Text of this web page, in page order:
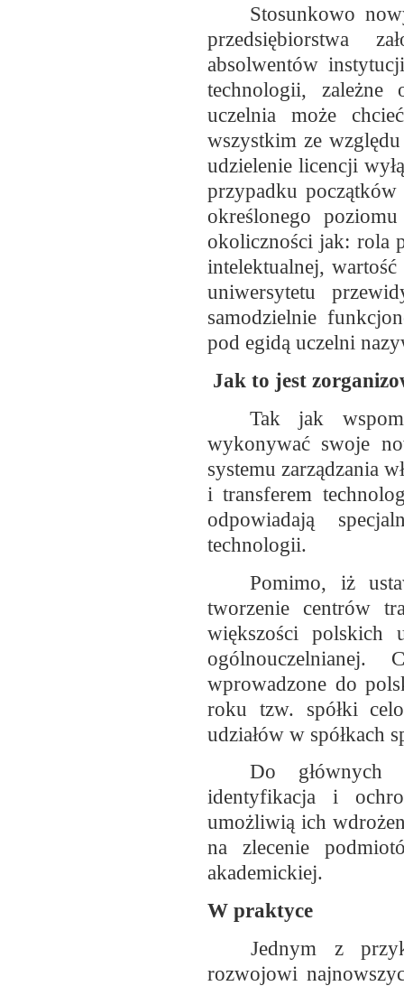
Stosunkowo
przedsiębiorstwa
absolwentów
technologii, zależne
uczelnia może
wszystkim ze
udzielenie licencji
przypadku
określonego
okoliczności jak: rola
intelektualnej,
uniwersytetu
samodzielnie
pod egidą uczelni
Jak to jest
Tak jak
wykonywać swoje
systemu zarządzania
i transferem
odpowiadają
technologii.
Pomimo, iż
tworzenie centrów
większości polskich
wprowadzone do
roku tzw. spółki
udziałów w spółkach
Do głównych
identyfikacja i
umożliwią ich
na zlecenie
akademickiej.
W praktyce
Jednym z
rozwojowi